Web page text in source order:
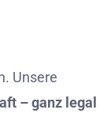
Unsere
–ganz legal